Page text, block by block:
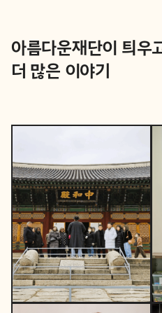
아름다운재단이 틔우
더 많은 이야기